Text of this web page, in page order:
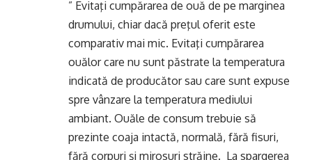
” Evitaţi cumpărarea de ouă de pe marginea
drumului, chiar dacă preţul oferit este
comparativ mai mic. Evitaţi cumpărarea
ouălor care nu sunt păstrate la temperatura
indicată de producător sau care sunt expuse
spre vânzare la temperatura mediului
ambiant. Ouăle de consum trebuie să
prezinte coaja intactă, normală, fără fisuri,
fără corpuri şi mirosuri străine. La spargerea